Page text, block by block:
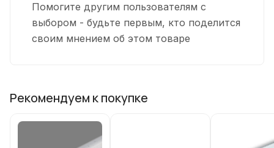
Помогите другим пользователям с
выбором - будьте первым, кто поделится
своим мнением об этом товаре
Рекомендуем к покупке